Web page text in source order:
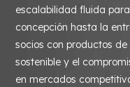
escalabilidad fluida
concepción hasta la
socios con productos
sostenible y el
en mercados